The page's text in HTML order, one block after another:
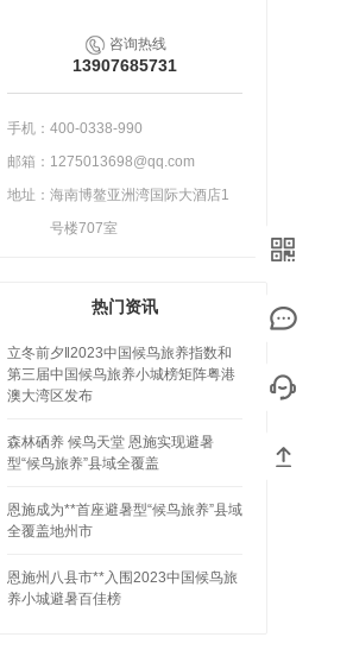
咨询热线
13907685731
手机： 400-0338-990
邮箱： 1275013698@qq.com
地址： 海南博鳌亚洲湾国际大酒店1
号楼707室
热门资讯
立冬前夕‖2023中国候鸟旅养指数和
第三届中国候鸟旅养小城榜矩阵粤港
澳大湾区发布
森林硒养 候鸟天堂 恩施实现避暑
型“候鸟旅养”县域全覆盖
恩施成为**首座避暑型“候鸟旅养”县域
全覆盖地州市
恩施州八县市**入围2023中国候鸟旅
养小城避暑百佳榜